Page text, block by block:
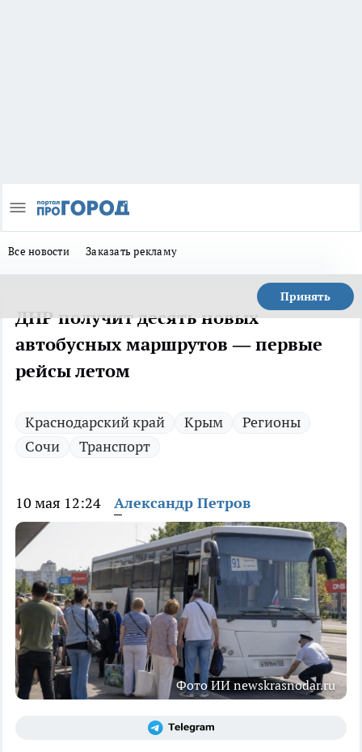
Все новости Заказать рекламу
Принять
ДНР получит десять новых
автобусных маршрутов — первые
рейсы летом
Краснодарский край Крым
Регионы
Сочи
Транспорт
10 мая 12:24 Александр Петров
Фото ИИ newskrasnodar.ru